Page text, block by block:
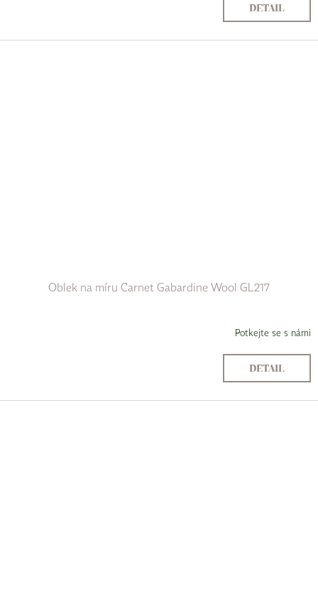
DETAIL
Oblek na míru Carnet Gabardine Wool GL217
Potkejte se s námi
DETAIL